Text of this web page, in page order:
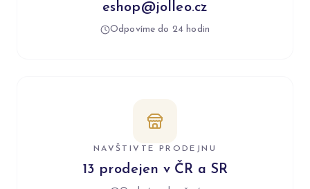
eshop@jolleo.cz
Odpovíme do 24 hodin
NAVŠTIVTE PRODEJNU
13 prodejen v ČR a SR